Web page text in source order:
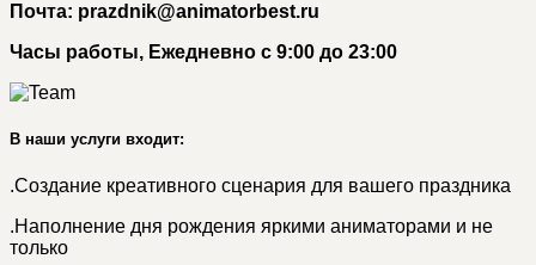
Почта: prazdnik@animatorbest.ru
Часы работы, Ежедневно с 9:00 до 23:00
В наши услуги входит:
.Создание креативного сценария для вашего праздника
.Наполнение дня рождения яркими аниматорами и не
только